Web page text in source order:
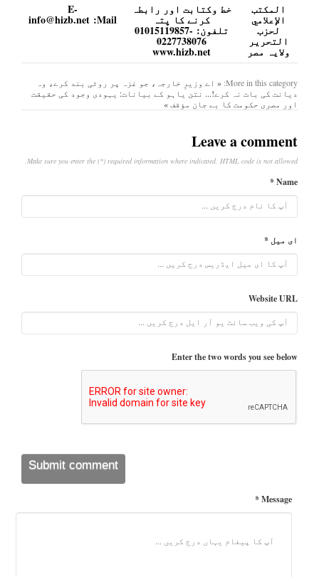
المكتب
الإعلامي
لحزب
التحرير
ولایہ مصر
خط وکتابت اور رابطہ
کرنے کا پتہ
تلفون: 01015119857-
0227738076
www.hizb.net
E-
Mail:
info@hizb.net
More in this category: « اے وزیرِ خارجہ، جو غزہ پر روٹی بند کرے، وہ
دیانت کی بات نہ کرے!... نتن یاہو کے بیانات: یہودی وجود کی حقیقت
اور مصری حکومت کا بے جان مؤقف »
Leave a comment
Make sure you enter the (*) required information where indicated. HTML code is not allowed.
Name *
ای میل *
Website URL
Enter the two words you see below
Message *